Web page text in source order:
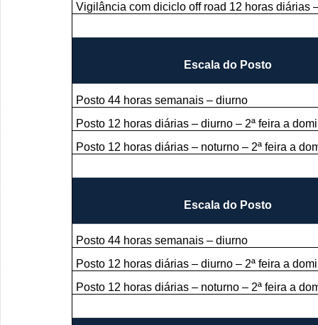
Vigilância com diciclo off road 12 horas diárias
Escala do Posto
Posto 44 horas semanais – diurno
Posto 12 horas diárias – diurno – 2ª feira a
Posto 12 horas diárias – noturno – 2ª feira a
Escala do Posto
Posto 44 horas semanais – diurno
Posto 12 horas diárias – diurno – 2ª feira a
Posto 12 horas diárias – noturno – 2ª feira a